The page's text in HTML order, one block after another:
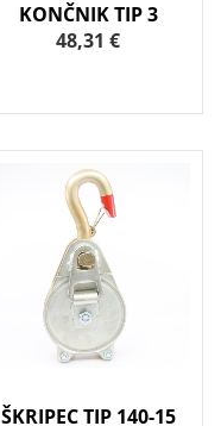
KONČNIK TIP 3
48,31 €
ŠKRIPEC TIP 140-15